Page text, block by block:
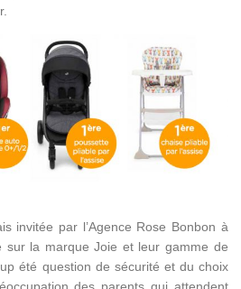
invitée par l’Agence Rose Bonbon à
sur la marque Joie et leur gamme de
été question de sécurité et du choix